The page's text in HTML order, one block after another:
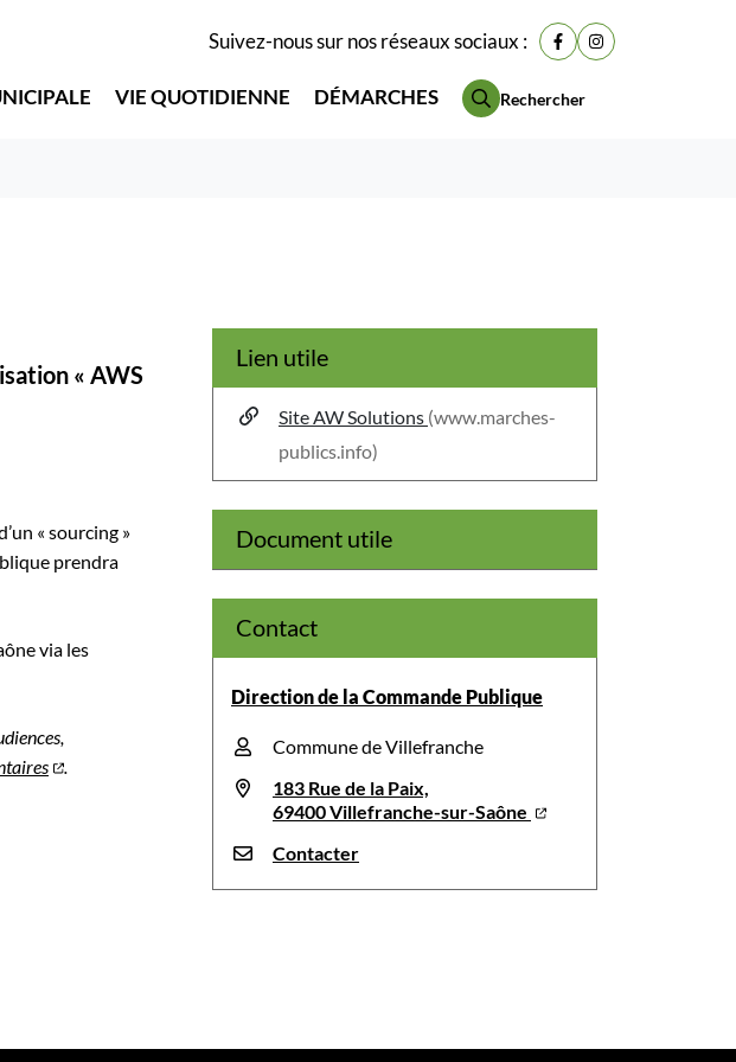
Suivez-nous sur nos réseaux sociaux : Lien vers le compte
Lien vers le
VIE QUOTIDIENNE DÉMARCHES Rechercher
« AWS
« sourcing »
prendra
via les
.
Lien utile
Site AW Solutions (www.marches-
publics.info)
Document utile
Contact
Direction de la Commande Publique
Commune de Villefranche
183 Rue de la Paix,
69400 Villefranche-sur-Saône
Contacter